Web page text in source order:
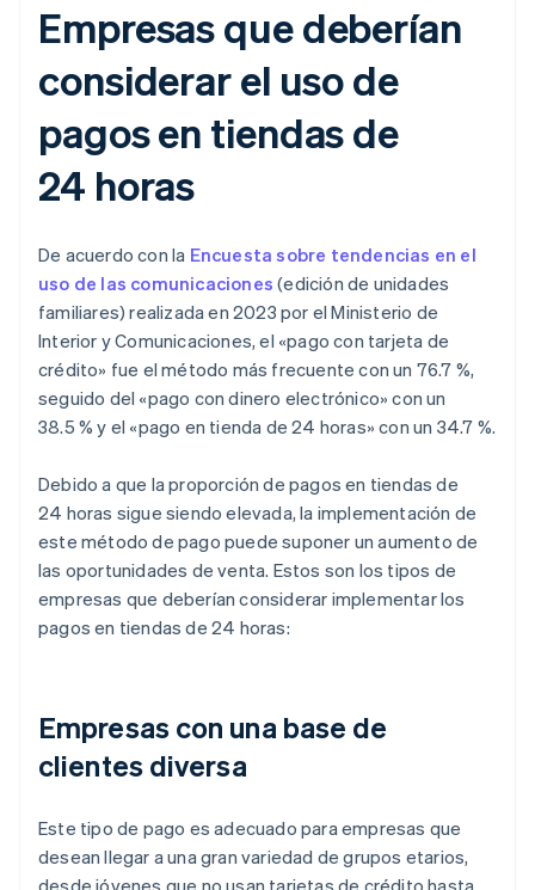
Empresas que deberían
considerar el uso de
pagos en tiendas de
24 horas
De acuerdo con la Encuesta sobre tendencias en el
uso de las comunicaciones (edición de unidades
familiares) realizada en 2023 por el Ministerio de
Interior y Comunicaciones, el «pago con tarjeta de
crédito» fue el método más frecuente con un 76.7 %,
seguido del «pago con dinero electrónico» con un
38.5 % y el «pago en tienda de 24 horas» con un 34.7 %.
Debido a que la proporción de pagos en tiendas de
24 horas sigue siendo elevada, la implementación de
este método de pago puede suponer un aumento de
las oportunidades de venta. Estos son los tipos de
empresas que deberían considerar implementar los
pagos en tiendas de 24 horas:
Empresas con una base de
clientes diversa
Este tipo de pago es adecuado para empresas que
desean llegar a una gran variedad de grupos etarios,